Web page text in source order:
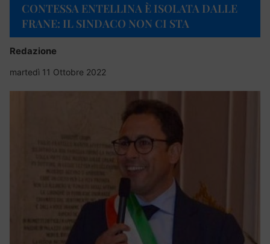
CONTESSA ENTELLINA È ISOLATA DALLE
FRANE: IL SINDACO NON CI STA
Redazione
martedì 11 Ottobre 2022